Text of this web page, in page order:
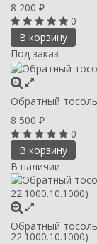
8 200 ₽
0
В корзину
Под заказ
Обратный
8 500 ₽
0
В корзину
В наличии
Обратный
22.1000.10.1000)